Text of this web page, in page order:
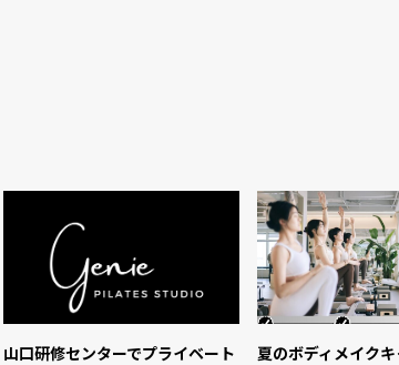
山口研修センターでプライベート
夏のボディメイク